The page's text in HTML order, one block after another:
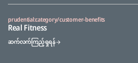
prudential:category/customer-benefits
Real Fitness
ဆက်လက်ကြည့်ရှုရန်